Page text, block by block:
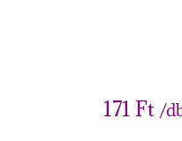
171 Ft /